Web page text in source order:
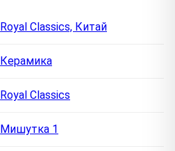
Royal Classics, Китай
Керамика
Royal Classics
Мишутка 1